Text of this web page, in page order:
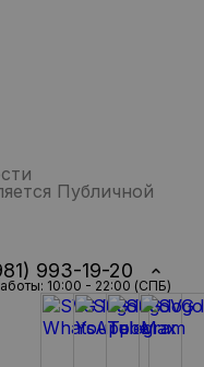
Публичной
993-19-20
10:00 - 22:00 (СПБ)